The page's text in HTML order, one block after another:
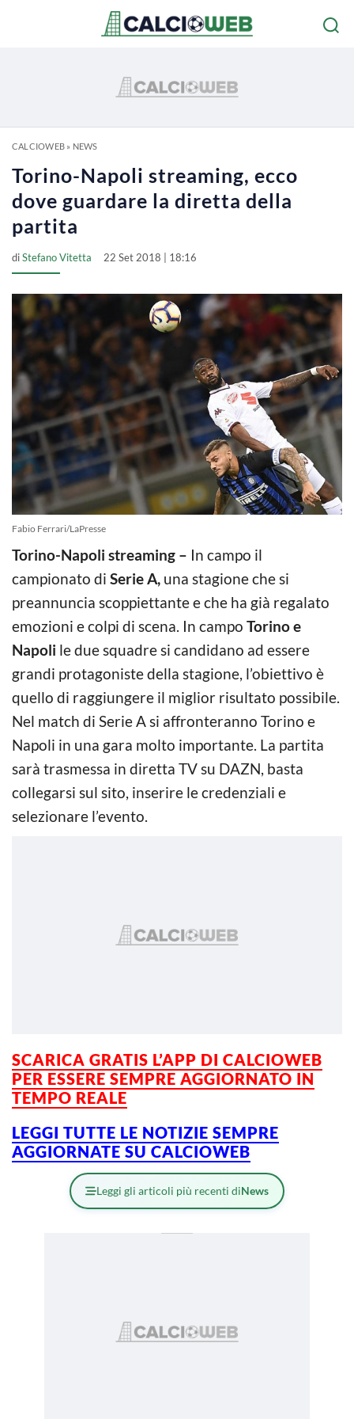
CALCIOWEB» NEWS
Torino-Napoli streaming, ecco
dove guardare la diretta della
partita
diStefano Vitetta 22 Set 2018 | 18:16
Fabio Ferrari/LaPresse
Torino-Napoli streaming – In campo il
campionato di Serie A, una stagione che si
preannuncia scoppiettante e che ha già regalato
emozioni e colpi di scena. In campo Torino e
Napoli le due squadre si candidano ad essere
grandi protagoniste della stagione, l’obiettivo è
quello di raggiungere il miglior risultato possibile.
Nel match di Serie A si affronteranno Torino e
Napoli in una gara molto importante. La partita
sarà trasmessa in diretta TV su DAZN, basta
collegarsi sul sito, inserire le credenziali e
selezionare l’evento.
SCARICA GRATIS L’APP DI CALCIOWEB
PER ESSERE SEMPRE AGGIORNATO IN
TEMPO REALE
LEGGI TUTTE LE NOTIZIE SEMPRE
AGGIORNATE SU CALCIOWEB
Leggi gli articoli più recenti diNews